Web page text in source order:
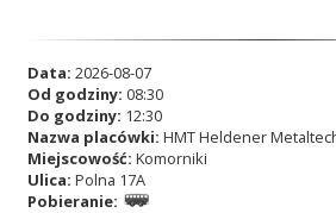
RCKiK
Data: 2026-08-07
Od godziny: 08:30
Do godziny: 12:30
Nazwa placówki: HMT Heldener
Miejscowość: Komorniki
Ulica: Polna 17A
Pobieranie: